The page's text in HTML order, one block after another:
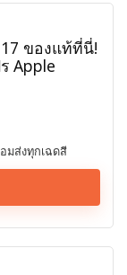
ของแท้ที่นี่!
Apple
มส่งทุกเฉดสี